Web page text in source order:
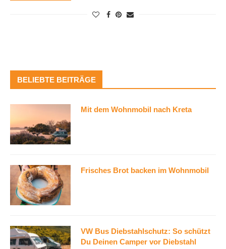
BELIEBTE BEITRÄGE
Mit dem Wohnmobil nach Kreta
Frisches Brot backen im Wohnmobil
VW Bus Diebstahlschutz: So schützt
Du Deinen Camper vor Diebstahl